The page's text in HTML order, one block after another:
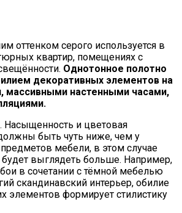
оттенком серого используется в
квартир, помещениях с
Однотонное полотно
декоративных элементов на
массивными настенными часами,
. Насыщенность и цветовая
быть чуть ниже, чем у
мебели, в этом случае
будет выглядеть больше. Например,
в сочетании с тёмной мебелью
скандинавский интерьер, обилие
элементов формирует стилистику